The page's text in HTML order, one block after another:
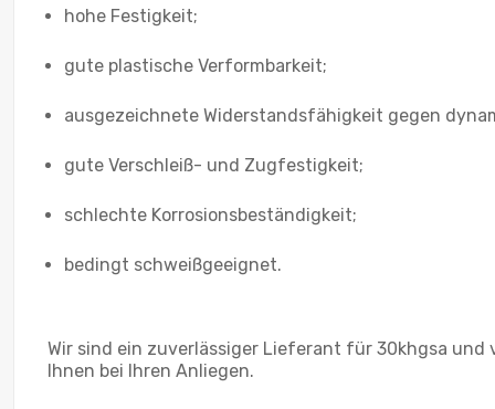
hohe Festigkeit;
gute plastische Verformbarkeit;
ausgezeichnete Widerstandsfähigkeit gegen
gute Verschleiß- und Zugfestigkeit;
schlechte Korrosionsbeständigkeit;
bedingt schweißgeeignet.
Wir sind ein zuverlässiger Lieferant für 30khgsa und
Ihnen bei Ihren Anliegen.